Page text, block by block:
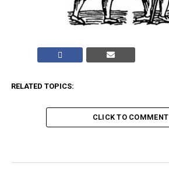
RELATED TOPICS:
CLICK TO COMMENT